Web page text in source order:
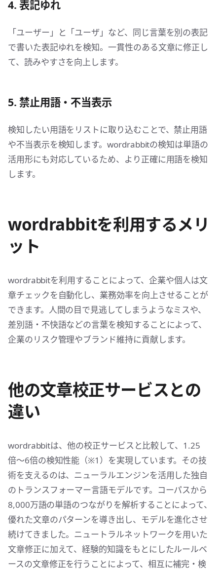
4. 表記ゆれ
「ユーザー」と「ユーザ」など、同じ言葉を別の表記
で書いた表記ゆれを検知。一貫性のある文章に修正し
て、読みやすさを向上します。
5. 禁止用語・不当表示
検知したい用語をリストに取り込むことで、禁止用語
や不当表示を検知します。wordrabbitの検知は単語の
活用形にも対応しているため、より正確に用語を検知
します。
wordrabbitを利用するメリ
ット
wordrabbitを利用することによって、企業や個人は文
章チェックを自動化し、業務効率を向上させることが
できます。人間の目で見逃してしまうようなミスや、
差別語・不快語などの言葉を検知することによって、
企業のリスク管理やブランド維持に貢献します。
他の文章校正サービスとの
違い
wordrabbitは、他の校正サービスと比較して、1.25
倍〜6倍の検知性能（※1）を実現しています。その技
術を支えるのは、ニューラルエンジンを活用した独自
のトランスフォーマー言語モデルです。コーパスから
8,000万語の単語のつながりを解析することによって、
優れた文章のパターンを導き出し、モデルを進化させ
続けてきました。ニュートラルネットワークを用いた
文章修正に加えて、経験的知識をもとにしたルールベ
ースの文章修正を行うことによって、相互に補完・検